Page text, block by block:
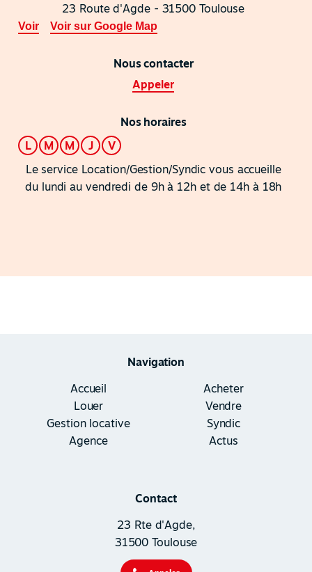
23 Route d'Agde - 31500 Toulouse
Voir Voir sur Google Map
Nous contacter
Appeler
Nos horaires
L
M M J
V
Le service Location/Gestion/Syndic vous accueille
du lundi au vendredi de 9h à 12h et de 14h à 18h
Navigation
Accueil
Acheter
Louer
Vendre
Gestion locative
Syndic
Agence
Actus
Contact
23 Rte d'Agde,
31500 Toulouse